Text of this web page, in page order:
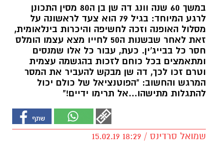
במשך 60 שנה וונג דה שן בן ה80 מסין התכונן
לרגע המיוחד: בגיל 79 הוא צעד לראשונה על
מסלול האופנה וזכה לחשיפה והיכרות בינלאומית,
זאת לאחר שבשנות ה50 לחייו מצא עצמו הומלס
חסר כל בבייג'ין. כעת, עבור כל אלו שמנסים
ומתאמצים בכל כוחם לזכות בהגשמה עצמית
וטרם זכו לכך, דה שן מבקש להעביר את המסר
המרגש והחשוב: "הפוטנציאל של כולם יכול
להתגלות מתישהו...אל תרימו ידיים!"
שמואל סרדינס / 18:29 15.02.19